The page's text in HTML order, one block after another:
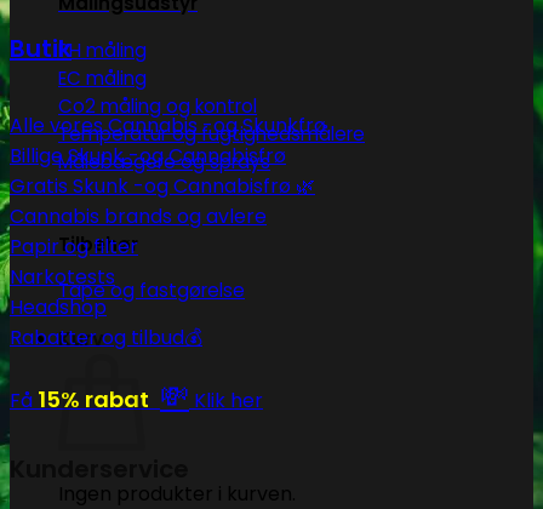
PH måling
EC måling
Co2 måling og kontrol
Temperatur og fugtighedsmålere
Målebægere og sprays
Tilbehør
Tape og fastgørelse
Kurv
Ingen produkter i kurven.
Butik
Alle vores Cannabis -og Skunkfrø
Billige Skunk -og Cannabisfrø
Gratis Skunk -og Cannabisfrø 🌿
Cannabis brands og avlere
Papir og filter
Narkotests
Headshop
Rabatter og tilbud💰
Få 15% rabat 💸 Klik her